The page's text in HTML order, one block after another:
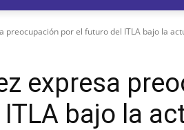
preocupación por el futuro del ITLA bajo la
expresa
bajo la